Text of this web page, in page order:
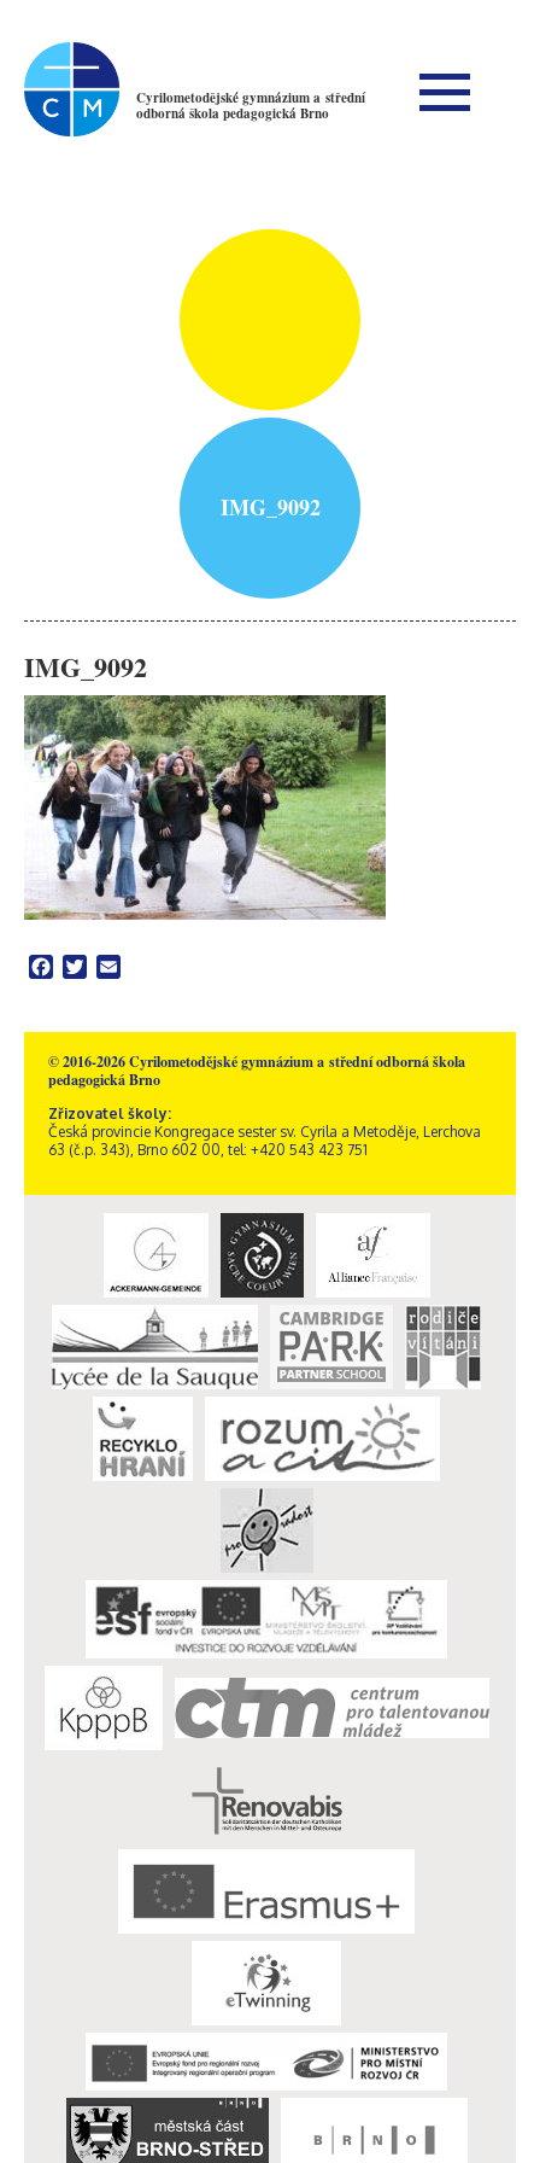
Cyrilometodějské gymnázium a střední
odborná škola pedagogická Brno
IMG_9092
IMG_9092
Facebook
Twitter
© 2016-2026 Cyrilometodějské gymnázium a střední odborná škola
pedagogická Brno
Zřizovatel školy:
Česká provincie Kongregace sester sv. Cyrila a Metoděje, Lerchova
63 (č.p. 343), Brno 602 00, tel: +420 543 423 751